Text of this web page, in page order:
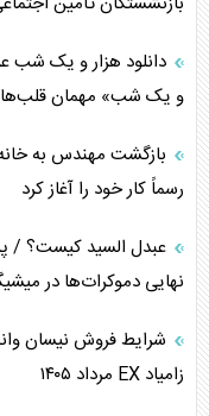
ترامپ و توهم خلع
چرا کویت به دنبال
اعتراف غرب به قدرت
خطای راهبردی ترامپ
متن و حاشیه سفر
نقش راهبردی ایران در
دانلود هزار و یک شب
و یک شب» مهمان
بازگشت مهندس به
رسماً کار خود را آغاز کرد
عبدل السید کیست؟ /
نهایی دموکرات‌ها در
شرایط فروش نیسان
زامیاد EX مرداد ۱۴۰۵